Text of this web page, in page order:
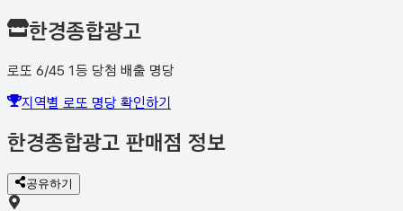
한경종합광고
로또 6/45 1등 당첨 배출 명당
지역별 로또 명당 확인하기
한경종합광고 판매점 정보
공유하기